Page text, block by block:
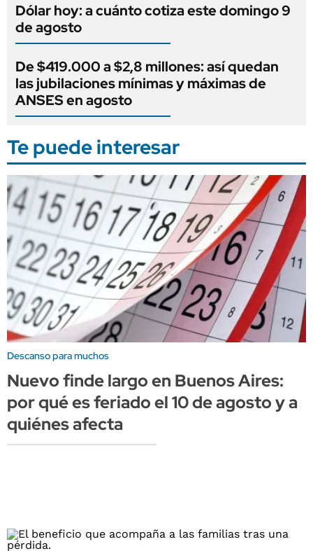
Dólar hoy: a cuánto cotiza este domingo 9
de agosto
De $419.000 a $2,8 millones: así quedan
las jubilaciones mínimas y máximas de
ANSES en agosto
Te puede interesar
Descanso para muchos
Nuevo finde largo en Buenos Aires:
por qué es feriado el 10 de agosto y a
quiénes afecta